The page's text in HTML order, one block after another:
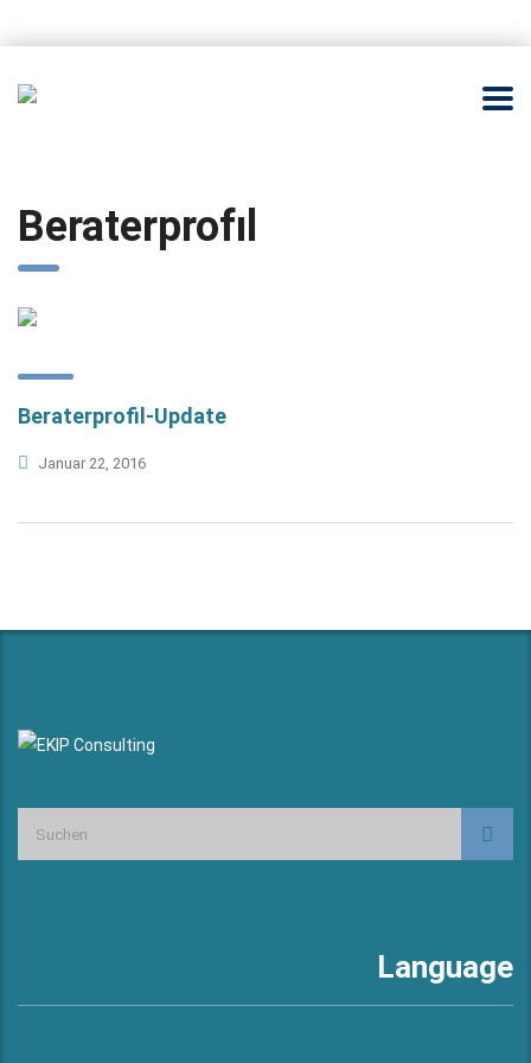
Beraterprofıl
Beraterprofil-Update
Januar 22, 2016
Language